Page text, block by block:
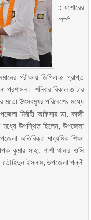
: যশোরের
শার্শা
পরীক্ষায় জিপিএ-৫ প্রাপ্ত
প্রশাসন। শনিবার বিকাল ৩ টার
মতো উৎসবমুখর পরিবেশের মধ্যে
নির্বাহী অফিসার ডা. কাজী
মধ্যে উপস্থিত ছিলেন, উপজেলা
অতিরিক্ত মাধ্যমিক শিক্ষা
কুমার সাহা, শার্শা থানার ওসি
ইসলাম, উপজেলা পল্লী